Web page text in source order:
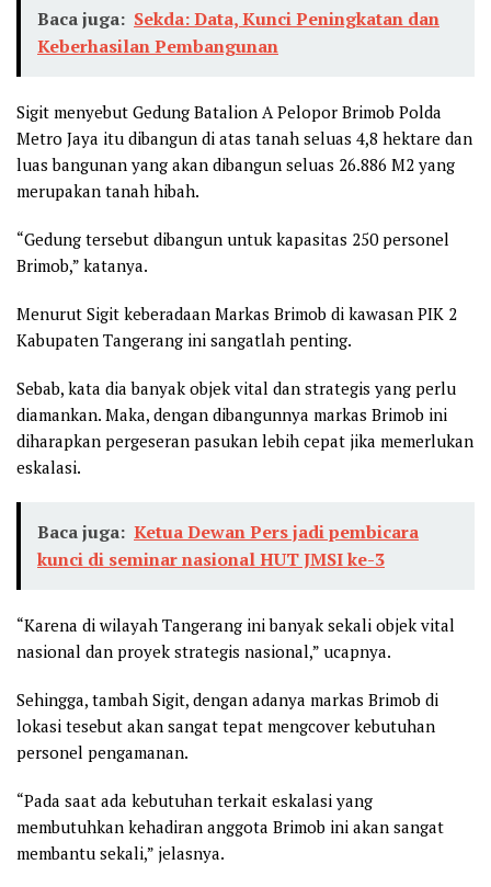
Baca juga: Sekda: Data, Kunci Peningkatan dan
Keberhasilan Pembangunan
Sigit menyebut Gedung Batalion A Pelopor Brimob Polda
Metro Jaya itu dibangun di atas tanah seluas 4,8 hektare dan
luas bangunan yang akan dibangun seluas 26.886 M2 yang
merupakan tanah hibah.
“Gedung tersebut dibangun untuk kapasitas 250 personel
Brimob,” katanya.
Menurut Sigit keberadaan Markas Brimob di kawasan PIK 2
Kabupaten Tangerang ini sangatlah penting.
Sebab, kata dia banyak objek vital dan strategis yang perlu
diamankan. Maka, dengan dibangunnya markas Brimob ini
diharapkan pergeseran pasukan lebih cepat jika memerlukan
eskalasi.
Baca juga: Ketua Dewan Pers jadi pembicara
kunci di seminar nasional HUT JMSI ke-3
“Karena di wilayah Tangerang ini banyak sekali objek vital
nasional dan proyek strategis nasional,” ucapnya.
Sehingga, tambah Sigit, dengan adanya markas Brimob di
lokasi tesebut akan sangat tepat mengcover kebutuhan
personel pengamanan.
“Pada saat ada kebutuhan terkait eskalasi yang
membutuhkan kehadiran anggota Brimob ini akan sangat
membantu sekali,” jelasnya.